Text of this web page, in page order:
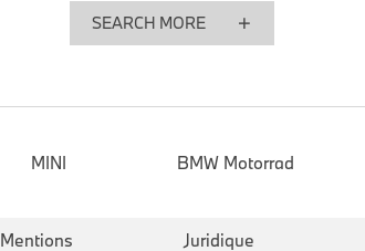
SEARCH MORE
MINI BMW Motorrad
Mentions Juridique